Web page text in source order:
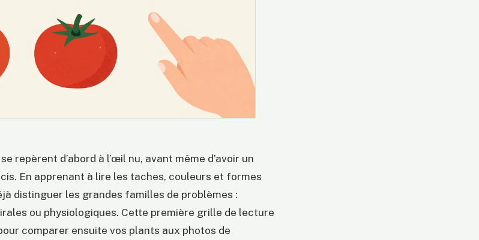
repèrent d’abord à l’œil nu, avant même d’avoir un
En apprenant à lire les taches, couleurs et formes
distinguer les grandes familles de problèmes :
ou physiologiques. Cette première grille de lecture
comparer ensuite vos plants aux photos de